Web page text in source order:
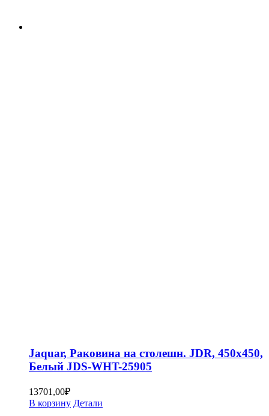
Jaquar, Раковина на столешн. JDR, 450х450,
Белый JDS-WHT-25905
13701,00₽
В корзину Детали